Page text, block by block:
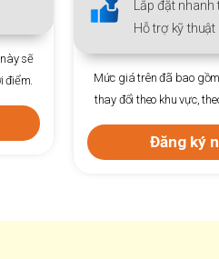
sẽ
Hỗ trợ kỹ
Mức giá trên đã bao
thay đổi theo khu vực,
Đăng ký